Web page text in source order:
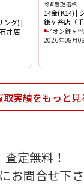
ング) |
井店
参考買取価格
14金(K14) |
鎌ヶ谷店（
イオン鎌ヶ
2026年08月
実績をもっと見
査定無料！
お問合せ下さ